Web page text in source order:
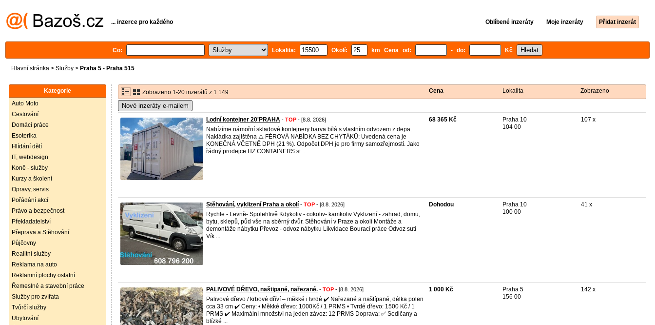
... inzerce pro každého Oblíbené inzeráty Moje inzeráty Přidat inzerát
Co: Lokalita: Okolí: km Cena od: - do: Kč
Hlavní stránka > Služby > Praha 5 - Praha 515
Kategorie
Auto Moto
Cestování
Domácí práce
Esoterika
Hlídání dětí
IT, webdesign
Koně - služby
Kurzy a školení
Opravy, servis
Pořádání akcí
Právo a bezpečnost
Překladatelství
Přeprava a Stěhování
Půjčovny
Realitní služby
Reklama na auto
Reklamní plochy ostatní
Řemeslné a stavební práce
Služby pro zvířata
Tvůrčí služby
Ubytování
Zobrazeno 1-20 inzerátů z 1 149 Cena Lokalita Zobrazeno
Nové inzeráty e-mailem
Lodní kontejner 20'PRAHA - TOP - [8.8. 2026]
Nabízíme námořní skladové kontejnery barva bílá s vlastním odvozem z depa.
Nakládka zajištěna ⚠️ FÉROVÁ NABÍDKA BEZ CHYTÁKŮ: Uvedená cena je
KONEČNÁ VČETNĚ DPH (21 %). Odpočet DPH je pro firmy samozřejmostí. Jako
řádný prodejce HZ CONTAINERS st ...
68 365 Kč
Praha 10
104 00
107 x
Stěhování, vyklizení Praha a okolí - TOP - [8.8. 2026]
Rychle - Levně- Spolehlivě Kdykoliv - cokoliv- kamkoliv Vyklizení - zahrad, domu,
bytu, sklepů, půd vše na sběrný dvůr. Stěhování v Praze a okolí Montáže a
demontáže nábytku Převoz - odvoz nábytku Likvidace Bourací práce Odvoz suti
Vík ...
Dohodou
Praha 10
100 00
41 x
PALIVOVÉ DŘEVO, naštipané, nařezané. - TOP - [8.8. 2026]
Palivové dřevo / krbové dříví – měkké i tvrdé ✔️ Nařezané a naštípané, délka polen
cca 33 cm ✔️ Ceny: • Měkké dřevo: 1000Kč / 1 PRMS • Tvrdé dřevo: 1500 Kč / 1
PRMS ✔️ Maximální množství na jeden závoz: 12 PRMS Doprava: ✅ Sedlčany a
blízké ...
1 000 Kč
Praha 5
156 00
142 x